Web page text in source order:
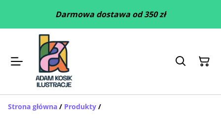
Darmowa dostawa od 350 zł
Strona główna / Produkty /